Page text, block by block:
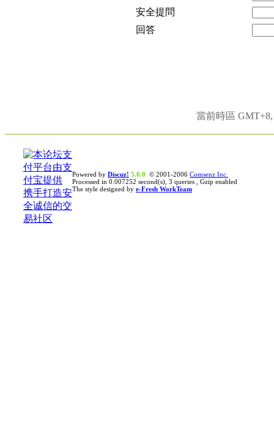
安全提問
回答
當前時區
Powered by Discuz! 5.0.0 © 2001-2006 Comsenz Inc.
Processed in 0.007252 second(s), 3 queries , Gzip enabled
The style designed by e-Fresh WorkTeam